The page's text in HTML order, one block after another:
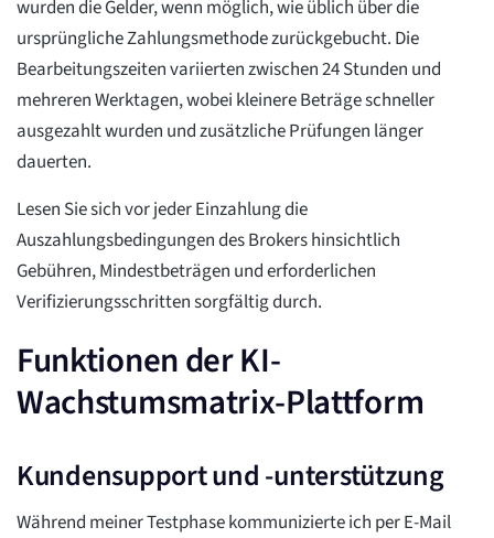
wurden die Gelder, wenn möglich, wie üblich über die
ursprüngliche Zahlungsmethode zurückgebucht. Die
Bearbeitungszeiten variierten zwischen 24 Stunden und
mehreren Werktagen, wobei kleinere Beträge schneller
ausgezahlt wurden und zusätzliche Prüfungen länger
dauerten.
Lesen Sie sich vor jeder Einzahlung die
Auszahlungsbedingungen des Brokers hinsichtlich
Gebühren, Mindestbeträgen und erforderlichen
Verifizierungsschritten sorgfältig durch.
Funktionen der KI-
Wachstumsmatrix-Plattform
Kundensupport und -unterstützung
Während meiner Testphase kommunizierte ich per E-Mail